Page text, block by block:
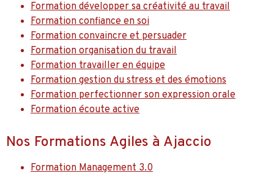
Formation développer sa créativité au travail
Formation confiance en soi
Formation convaincre et persuader
Formation organisation du travail
Formation travailler en équipe
Formation gestion du stress et des émotions
Formation perfectionner son expression orale
Formation écoute active
Nos Formations Agiles à Ajaccio
Formation Management 3.0